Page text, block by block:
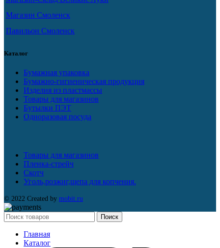
Магазин Смоленск
Павильон Смоленск
Каталог
Бумажная упаковка
Бумажно-гигиеническая продукция
Изделия из пластмассы
Товары для магазинов
Бутылки ПЭТ
Одноразовая посуда
Товары для магазинов
Пленка-стрейч
Скотч
Уголь,розжиг,щепа для копчения.
© 2022 Created by mobit.ru
Поиск
Главная
Каталог